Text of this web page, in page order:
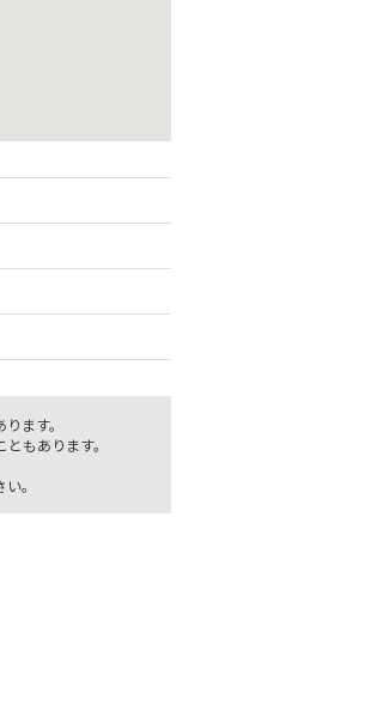
ます。
もあります。
。